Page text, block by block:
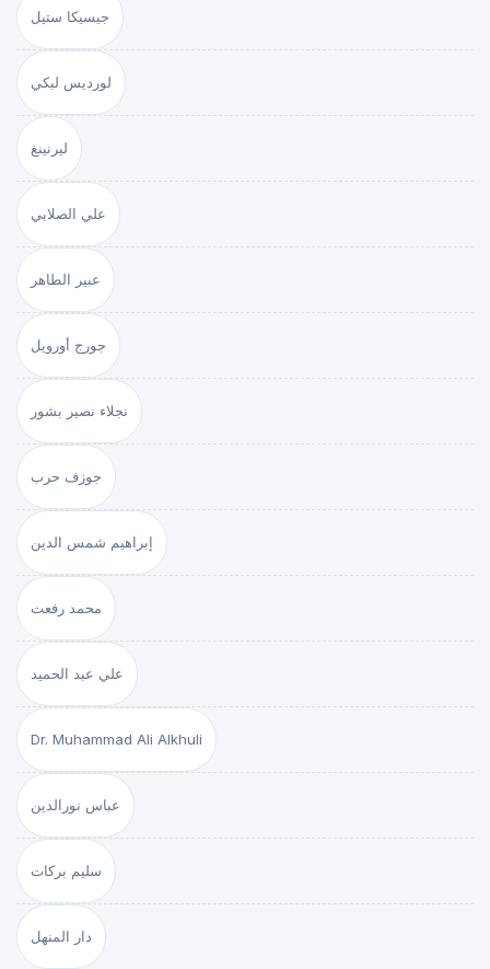
جيسيكا ستيل
لورديس لبكي
ليرنينغ
علي الصلابي
عبير الطاهر
جورج أورويل
نجلاء نصير بشور
جوزف حرب
إبراهيم شمس الدين
محمد رفعت
علي عبد الحميد
Dr. Muhammad Ali Alkhuli
عباس نورالدين
سليم بركات
دار المنهل